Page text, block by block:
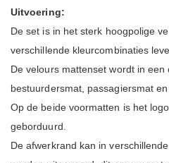
Uitvoering:
De set is in het sterk hoogpolige
verschillende kleurcombinaties
De velours mattenset wordt in een
bestuurdersmat, passagiersmat
Op de beide voormatten is het
geborduurd.
De afwerkrand kan in